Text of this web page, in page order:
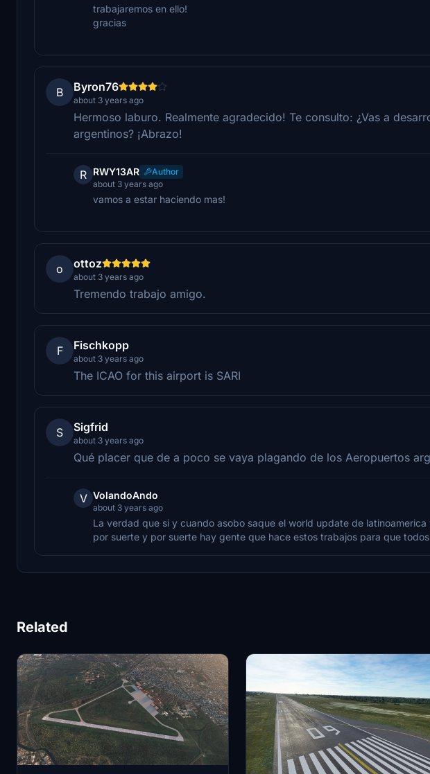
trabajaremos en ello!
gracias
B Byron76
about 3 years ago
Hermoso laburo. Realmente agradecido! Te consulto: ¿Vas a
argentinos? ¡Abrazo!
R RWY13AR
Author
about 3 years ago
vamos a estar haciendo mas!
o ottoz
about 3 years ago
Tremendo trabajo amigo.
F Fischkopp
about 3 years ago
The ICAO for this airport is SARI
S Sigfrid
about 3 years ago
Qué placer que de a poco se vaya plagando de los Aeropuertos
V VolandoAndo
about 3 years ago
La verdad que si y cuando asobo saque el world update de
por suerte y por suerte hay gente que hace estos trabajos para que
Related